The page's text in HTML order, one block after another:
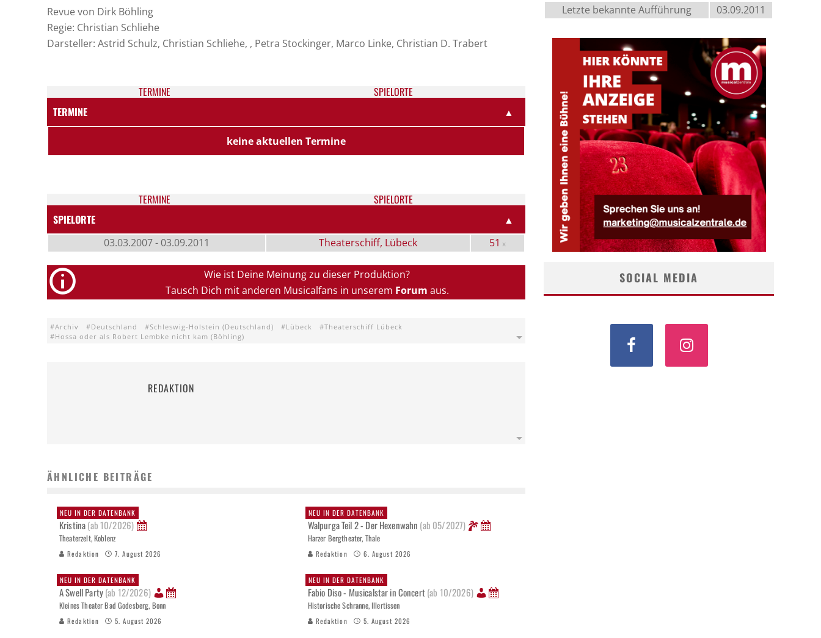
Revue von Dirk Böhling
Regie: Christian Schliehe
Darsteller: Astrid Schulz, Christian Schliehe, , Petra Stockinger, Marco Linke, Christian D. Trabert
TER­MI­NE
SPIELORTE
TERMINE
▲
keine aktuellen Termine
TER­MI­NE
SPIELORTE
SPIELORTE
▲
03.03.2007 - 03.09.2011 Theaterschiff, Lübeck 51 x
Wie ist Deine Meinung zu dieser Produktion?
Tausch Dich mit anderen Musicalfans in unserem Forum aus.
Archiv Deutschland Schleswig-Holstein (Deutschland) Lübeck
Theaterschiff Lübeck
Hossa oder als Robert Lembke nicht kam (Böhling)
REDAKTION
ÄHNLICHE BEITRÄGE
NEU IN DER DATENBANK
Kristina(ab 10/2026)
Theaterzelt, Koblenz
Redaktion 7. August 2026
NEU IN DER DATENBANK
Walpurga Teil 2 - Der Hexenwahn (ab 05/2027)
Harzer Bergtheater, Thale
Redaktion 6. August 2026
NEU IN DER DATENBANK
A Swell Party(ab 12/2026)
Kleines Theater Bad Godesberg, Bonn
Redaktion 5. August 2026
NEU IN DER DATENBANK
Fabio Diso - Musicalstar in Concert(ab 10/2026)
Historische Schranne, Illertissen
Redaktion 5. August 2026
Letzte bekannte Aufführung
03.09.2011
SOCIAL MEDIA